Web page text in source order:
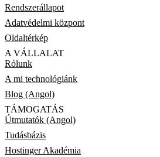
Rendszerállapot
Adatvédelmi központ
Oldaltérkép
A VÁLLALAT
Rólunk
A mi technológiánk
Blog (Angol)
TÁMOGATÁS
Útmutatók (Angol)
Tudásbázis
Hostinger Akadémia